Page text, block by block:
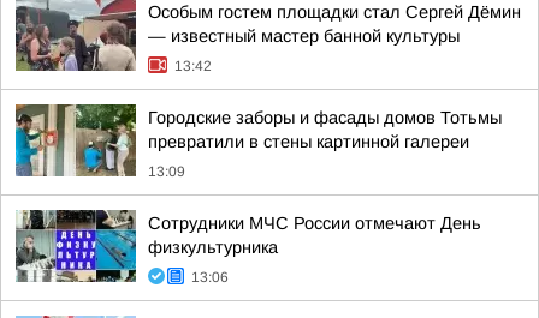
Особым гостем площадки стал Сергей Дёмин
— известный мастер банной культуры
13:42
Городские заборы и фасады домов Тотьмы
превратили в стены картинной галереи
13:09
Сотрудники МЧС России отмечают День
физкультурника
13:06